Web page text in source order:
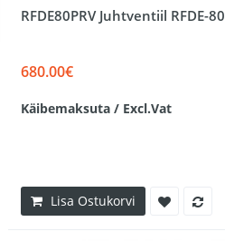
RFDE80PRV Juhtventiil RFDE-80
680.00€
Käibemaksuta / Excl.Vat
Lisa Ostukorvi